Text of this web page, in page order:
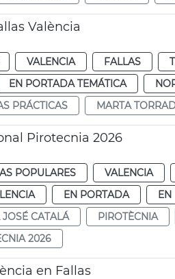
València
VALENCIA FALLAS
EN PORTADA TEMÁTICA
PRÁCTICAS MARTA
Pirotecnia 2026
POPULARES VALENCIA
EN PORTADA EN
CATALÁ PIROTÈCNIA
2026
en Fallas